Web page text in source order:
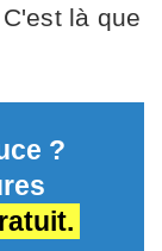
là que
?